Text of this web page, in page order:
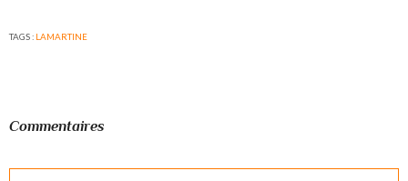
TAGS : LAMARTINE
Commentaires